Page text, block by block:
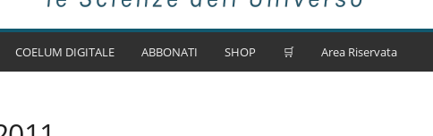
COELUM DIGITALE ABBONATI SHOP 🛒 Area Riservata